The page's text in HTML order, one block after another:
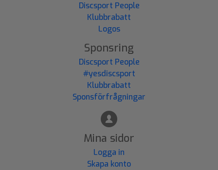
Discsport People
Klubbrabatt
Logos
Sponsring
Discsport People
#yesdiscsport
Klubbrabatt
Sponsförfrågningar
Mina sidor
Logga in
Skapa konto